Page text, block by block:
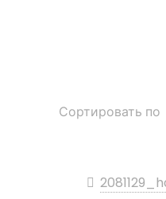
Сортировать по